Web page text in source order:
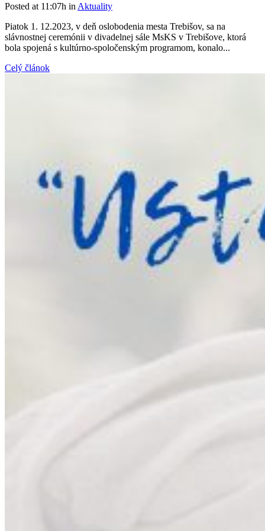
Posted at 11:07h in Aktuality
Piatok 1. 12.2023, v deň oslobodenia mesta Trebišov, sa na
slávnostnej ceremónii v divadelnej sále MsKS v Trebišove, ktorá
bola spojená s kultúrno-spoločenským programom, konalo...
Celý článok